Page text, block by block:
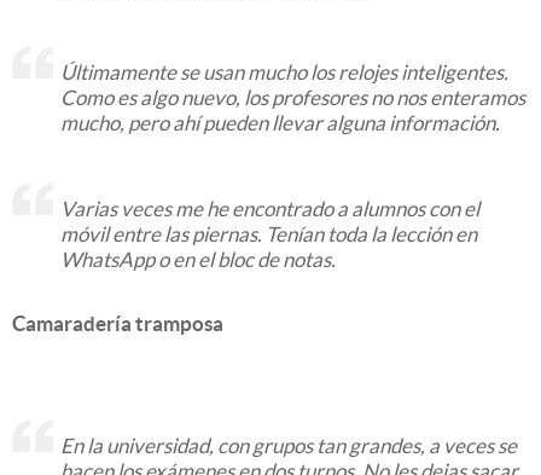
Últimamente se usan mucho los relojes inteligentes.
Como es algo nuevo, los profesores no nos enteramos
mucho, pero ahí pueden llevar alguna información.
Varias veces me he encontrado a alumnos con el
móvil entre las piernas. Tenían toda la lección en
WhatsApp o en el bloc de notas.
Camaradería tramposa
En la universidad, con grupos tan grandes, a veces se